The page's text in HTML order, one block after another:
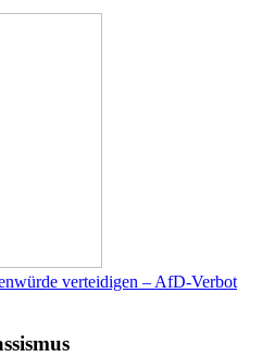
verteidigen – AfD-Verbot